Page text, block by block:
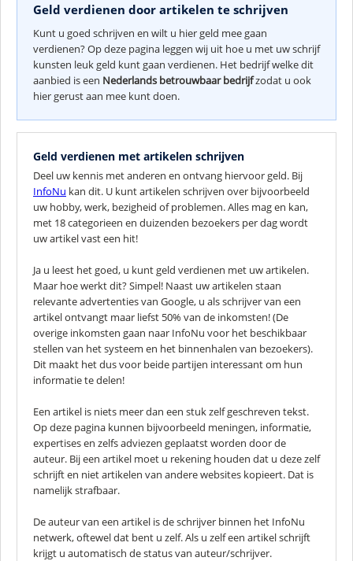
Geld verdienen door artikelen te schrijven
Kunt u goed schrijven en wilt u hier geld mee gaan
verdienen? Op deze pagina leggen wij uit hoe u met uw schrijf
kunsten leuk geld kunt gaan verdienen. Het bedrijf welke dit
aanbied is een Nederlands betrouwbaar bedrijfzodat u ook
hier gerust aan mee kunt doen.
Geld verdienen met artikelen schrijven
Deel uw kennis met anderen en ontvang hiervoor geld. Bij
InfoNu kan dit. U kunt artikelen schrijven over bijvoorbeeld
uw hobby, werk, bezigheid of problemen. Alles mag en kan,
met 18 categorieen en duizenden bezoekers per dag wordt
uw artikel vast een hit!
Ja u leest het goed, u kunt geld verdienen met uw artikelen.
Maar hoe werkt dit? Simpel! Naast uw artikelen staan
relevante advertenties van Google, u als schrijver van een
artikel ontvangt maar liefst 50% van de inkomsten! (De
overige inkomsten gaan naar InfoNu voor het beschikbaar
stellen van het systeem en het binnenhalen van bezoekers).
Dit maakt het dus voor beide partijen interessant om hun
informatie te delen!
Een artikel is niets meer dan een stuk zelf geschreven tekst.
Op deze pagina kunnen bijvoorbeeld meningen, informatie,
expertises en zelfs adviezen geplaatst worden door de
auteur. Bij een artikel moet u rekening houden dat u deze zelf
schrijft en niet artikelen van andere websites kopieert. Dat is
namelijk strafbaar.
De auteur van een artikel is de schrijver binnen het InfoNu
netwerk, oftewel dat bent u zelf. Als u zelf een artikel schrijft
krijgt u automatisch de status van auteur/schrijver.